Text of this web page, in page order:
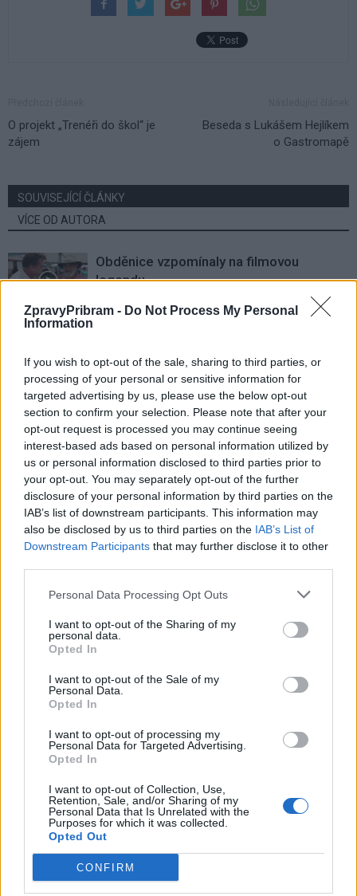
ZpravyPribram - Do Not Process My Personal
Information
If you wish to opt-out of the sale, sharing to third parties, or
processing of your personal or sensitive information for
targeted advertising by us, please use the below opt-out
section to confirm your selection. Please note that after your
opt-out request is processed you may continue seeing
interest-based ads based on personal information utilized by
us or personal information disclosed to third parties prior to
your opt-out. You may separately opt-out of the further
disclosure of your personal information by third parties on the
IAB’s list of downstream participants. This information may
also be disclosed by us to third parties on the IAB’s List of
Downstream Participants that may further disclose it to other
Personal Data Processing Opt Outs
I want to opt-out of the Sharing of my
personal data.
Opted In
I want to opt-out of the Sale of my
Personal Data.
Opted In
I want to opt-out of processing my
Personal Data for Targeted Advertising.
Opted In
I want to opt-out of Collection, Use,
Retention, Sale, and/or Sharing of my
Personal Data that Is Unrelated with the
Purposes for which it was collected.
Opted Out
CONFIRM
O projekt „Trenéři do škol“ je
zájem
Beseda s Lukášem Hejlíkem
o Gastromapě
SOUVISEJÍCÍ ČLÁNKY
VÍCE OD AUTORA
Obděnice vzpomínaly na filmovou
legendu
Sedlčansko
Na samotě u lesa. Dorazí i Zdeněk Svěrák
a další tvůrci
Sedlčansko
Den řemesel oživí Skanzen Vysoký
Chlumec. Návštěvníci uvidí tradiční
řemesla i novinky
NOVINKY
Obděnice vzpomínaly na filmovou legendu